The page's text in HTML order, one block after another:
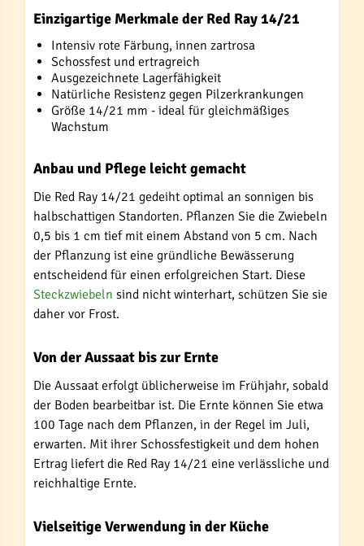
Einzigartige Merkmale der Red Ray 14/21
Intensiv rote Färbung, innen zartrosa
Schossfest und ertragreich
Ausgezeichnete Lagerfähigkeit
Natürliche Resistenz gegen Pilzerkrankungen
Größe 14/21 mm - ideal für gleichmäßiges
Wachstum
Anbau und Pflege leicht gemacht
Die Red Ray 14/21 gedeiht optimal an sonnigen bis
halbschattigen Standorten. Pflanzen Sie die Zwiebeln
0,5 bis 1 cm tief mit einem Abstand von 5 cm. Nach
der Pflanzung ist eine gründliche Bewässerung
entscheidend für einen erfolgreichen Start. Diese
Steckzwiebeln sind nicht winterhart, schützen Sie sie
daher vor Frost.
Von der Aussaat bis zur Ernte
Die Aussaat erfolgt üblicherweise im Frühjahr, sobald
der Boden bearbeitbar ist. Die Ernte können Sie etwa
100 Tage nach dem Pflanzen, in der Regel im Juli,
erwarten. Mit ihrer Schossfestigkeit und dem hohen
Ertrag liefert die Red Ray 14/21 eine verlässliche und
reichhaltige Ernte.
Vielseitige Verwendung in der Küche